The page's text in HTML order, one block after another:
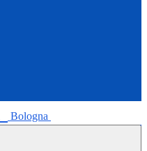
Bologna